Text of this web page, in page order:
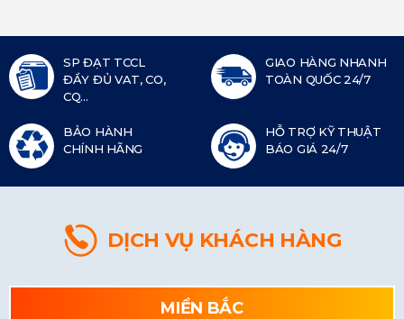
SP ĐẠT TCCL
ĐẦY ĐỦ VAT, CO,
CQ...
GIAO HÀNG NHANH
TOÀN QUỐC 24/7
BẢO HÀNH
CHÍNH HÃNG
HỖ TRỢ KỸ THUẬT
BÁO GIÁ 24/7
DỊCH VỤ KHÁCH HÀNG
MIỀN BẮC